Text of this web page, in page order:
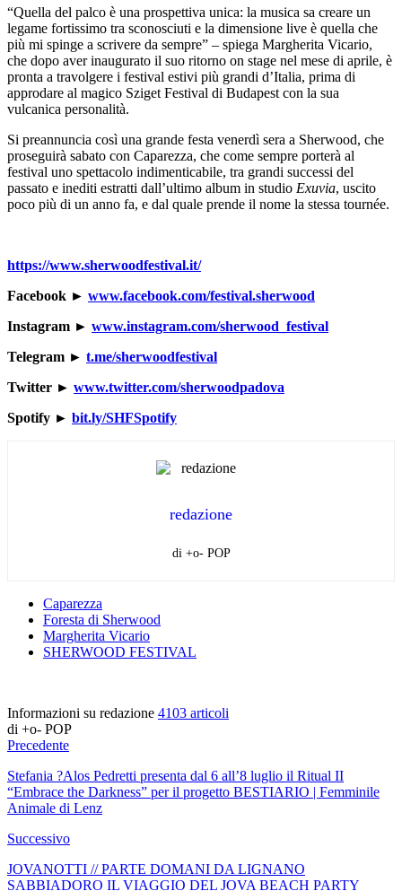
“Quella del palco è una prospettiva unica: la musica sa creare un
legame fortissimo tra sconosciuti e la dimensione live è quella che
più mi spinge a scrivere da sempre” – spiega Margherita Vicario,
che dopo aver inaugurato il suo ritorno on stage nel mese di aprile, è
pronta a travolgere i festival estivi più grandi d’Italia, prima di
approdare al magico Sziget Festival di Budapest con la sua
vulcanica personalità.
Si preannuncia così una grande festa venerdì sera a Sherwood, che
proseguirà sabato con Caparezza, che come sempre porterà al
festival uno spettacolo indimenticabile, tra grandi successi del
passato e inediti estratti dall’ultimo album in studio Exuvia, uscito
poco più di un anno fa, e dal quale prende il nome la stessa tournée.
https://www.sherwoodfestival.it/
Facebook ► www.facebook.com/festival.sherwood
Instagram ► www.instagram.com/sherwood_festival
Telegram ► t.me/sherwoodfestival
Twitter ► www.twitter.com/sherwoodpadova
Spotify ► bit.ly/SHFSpotify
redazione
di +o- POP
Caparezza
Foresta di Sherwood
Margherita Vicario
SHERWOOD FESTIVAL
Informazioni su redazione 4103 articoli
di +o- POP
Precedente
Stefania ?Alos Pedretti presenta dal 6 all’8 luglio il Ritual II
“Embrace the Darkness” per il progetto BESTIARIO | Femminile
Animale di Lenz
Successivo
JOVANOTTI // PARTE DOMANI DA LIGNANO
SABBIADORO IL VIAGGIO DEL JOVA BEACH PARTY